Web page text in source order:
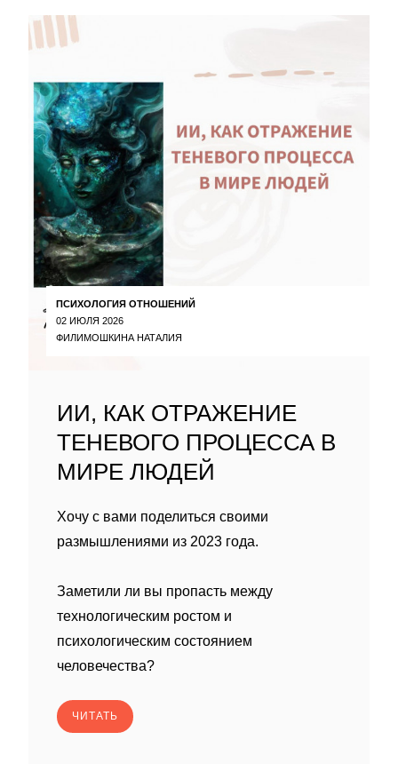
ПСИХОЛОГИЯ ОТНОШЕНИЙ
02 ИЮЛЯ 2026
ФИЛИМОШКИНА НАТАЛИЯ
ИИ, КАК ОТРАЖЕНИЕ
ТЕНЕВОГО ПРОЦЕССА В
МИРЕ ЛЮДЕЙ
Хочу с вами поделиться своими
размышлениями из 2023 года.
Заметили ли вы пропасть между
технологическим ростом и
психологическим состоянием
человечества?
ЧИТАТЬ